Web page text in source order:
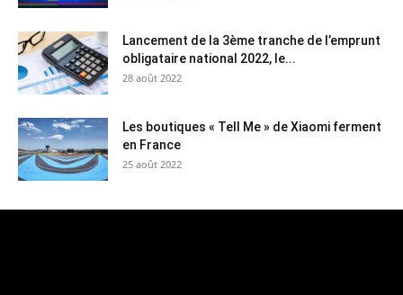
Lancement de la 3ème tranche de l’emprunt
obligataire national 2022, le...
28 août 2022
Les boutiques « Tell Me » de Xiaomi ferment
en France
25 août 2022